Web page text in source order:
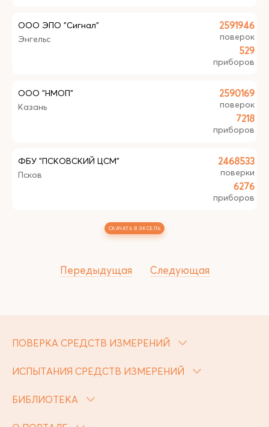
ООО ЭПО "Сигнал"
Энгельс
2591946
поверок
529
приборов
ООО "НМОП"
Казань
2590169
поверок
7218
приборов
ФБУ "ПСКОВСКИЙ ЦСМ"
Псков
2468533
поверки
6276
приборов
СКАЧАТЬ В ЭКСЕЛЬ
Передыдущая Следующая
ПОВЕРКА СРЕДСТВ ИЗМЕРЕНИЙ
ИСПЫТАНИЯ СРЕДСТВ ИЗМЕРЕНИЙ
БИБЛИОТЕКА